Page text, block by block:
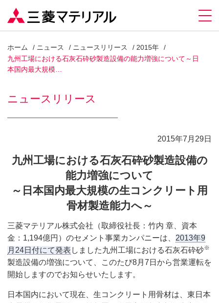
ホーム ニュース ニュースリリース
2015年
九州工場における石灰石砕砂製造設備の能力増強について～日
本国内最大規模…
ニュースリリース
2015年7月29日
九州工場における石灰石砕砂製造設備の
能力増強について
～日本国内最大規模の生コンクリート用
骨材製造能力へ～
三菱マテリアル株式会社（取締役社長：竹内 章、資本
金：1,194億円）のセメント事業カンパニーは、 2013年9
月24日付にて発表 しました九州工場における石灰石砕砂※
製造設備の増強について、このたび8月7日から営業運転を
開始しますのでお知らせいたします。
日本国内において現在、生コンクリート用骨材は、東日本